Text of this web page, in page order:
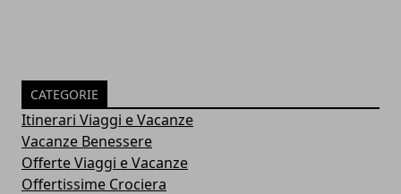
CATEGORIE
Itinerari Viaggi e Vacanze
Vacanze Benessere
Offerte Viaggi e Vacanze
Offertissime Crociera